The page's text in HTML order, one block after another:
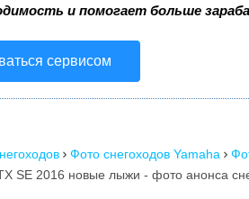
и помогает больше
сервисом
 Фото снегоходов Yamaha 
SE 2016 новые лыжи - фото анонса